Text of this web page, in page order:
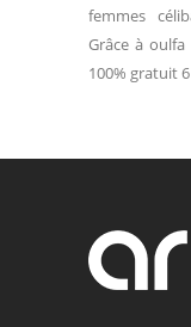
femmes
Grâce à
100% gratuit